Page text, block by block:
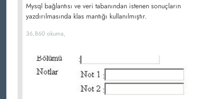
Mysql bağlantısı ve veri tabanından istenen sonuçların
yazdırılmasında klas mantığı kullanılmıştır.
36,860 okuma,